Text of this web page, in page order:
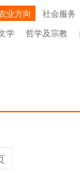
业方向 社会服务
学 哲学及宗教